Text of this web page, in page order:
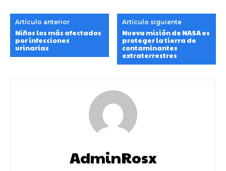
Artículo anterior
Niños los más afectados
por infecciones
urinarias
Artículo siguiente
Nueva misión de NASA es
proteger la tierra de
contaminantes
extraterrestres
AdminRosx